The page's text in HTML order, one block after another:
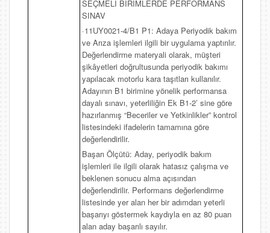
SEÇMELİ BİRİMLERDE PERFORMANS
SINAV
·11UY0021-4/B1 P1: Adaya Periyodik bakım
ve Arıza işlemleri ilgili bir uygulama yaptırılır.
Değerlendirme materyali olarak, müşteri
şikâyetleri doğrultusunda periyodik bakımı
yapılacak motorlu kara taşıtları kullanılır.
Adayının B1 birimine yönelik performansa
dayalı sınavı, yeterliliğin Ek B1-2’ sine göre
hazırlanmış “Beceriler ve Yetkinlikler” kontrol
listesindeki ifadelerin tamamına göre
değerlendirilir.
Başarı Ölçütü: Aday, periyodik bakım
işlemleri ile ilgili olarak hatasız çalışma ve
beklenen sonucu alma açısından
değerlendirilir. Performans değerlendirme
listesinde yer alan her bir adımdan yeterli
başarıyı göstermek kaydıyla en az 80 puan
alan aday başarılı sayılır.